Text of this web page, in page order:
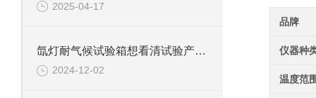
2025-04-17
氙灯耐气候试验箱想看清试验产品照明灯来帮手
2024-12-02
品牌
仪器种
温度范